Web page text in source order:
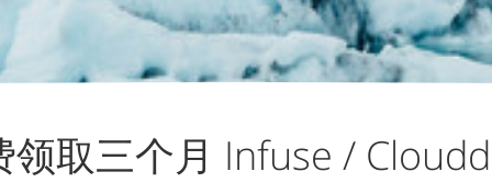
领取三个月 Infuse /